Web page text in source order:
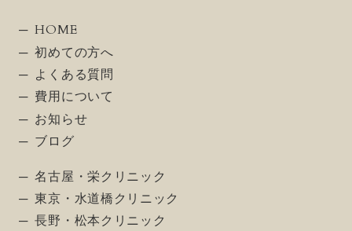
HOME
初めての方へ
よくある質問
費用について
お知らせ
ブログ
名古屋・栄クリニック
東京・水道橋クリニック
長野・松本クリニック